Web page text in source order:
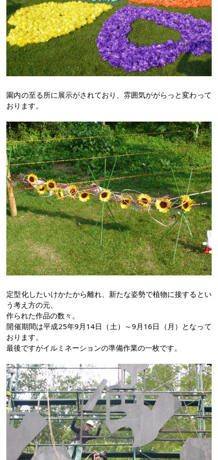
園内の至る所に展示がされており、雰囲気ががらっと変わって
おります。
定型化したいけかたから離れ、新たな姿勢で植物に接するとい
う考え方の元、
作られた作品の数々。
開催期間は平成25年9月14日（土）～9月16日（月）となって
おります。
最後ですがイルミネーションの準備作業の一枚です。